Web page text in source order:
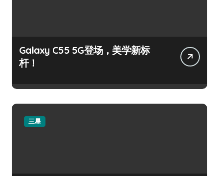
Galaxy C55 5G登场，美学新标
杆！
三星